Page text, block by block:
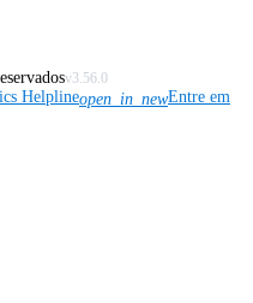
v3.56.0
Helplineopen_in_newEntre em